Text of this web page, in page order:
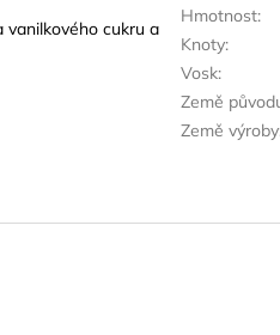
vanilkového cukru a
Hmotnost:
Knoty:
Vosk:
Země
Země výroby